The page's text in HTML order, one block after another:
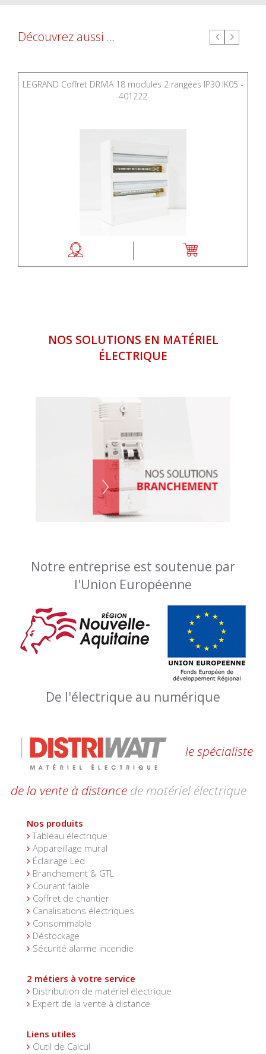
Découvrez aussi ...
LEGRAND Coffret DRIVIA 18 modules 2 rangées IP30 IK05 -
401222
NOS SOLUTIONS EN MATÉRIEL
ÉLECTRIQUE
Notre entreprise est soutenue par
l'Union Européenne
De l'électrique au numérique
le spécialiste
de la vente à distance de matériel électrique
Nos produits
Tableau électrique
Appareillage mural
Éclairage Led
Branchement & GTL
Courant faible
Coffret de chantier
Canalisations électriques
Consommable
Déstockage
Sécurité alarme incendie
2 métiers à votre service
Distribution de matériel électrique
Expert de la vente à distance
Liens utiles
Outil de Calcul